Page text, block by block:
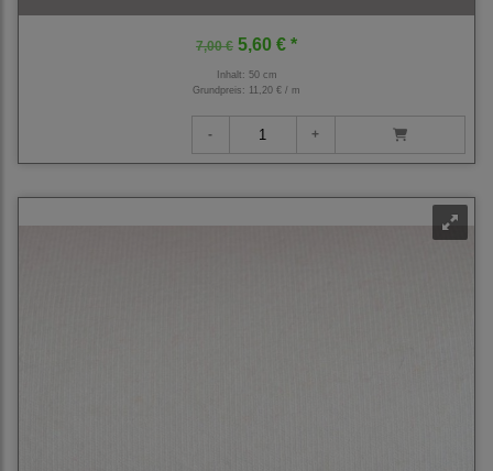
7,00 € 5,60 € *
Inhalt: 50 cm
Grundpreis: 11,20 € / m